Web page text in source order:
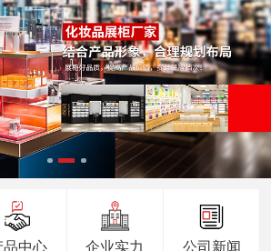
品中心 企业实力 公司新闻